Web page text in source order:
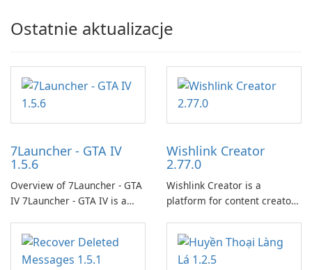
Ostatnie aktualizacje
7Launcher - GTA IV
1.5.6
Overview of 7Launcher - GTA
IV 7Launcher - GTA IV is a
application designed to
optimize the gaming
experience for Grand Theft
Wishlink Creator
2.77.0
Wishlink Creator is a
platform for content creators
work through built-in brand
partnerships and integrated
tools for content distribution